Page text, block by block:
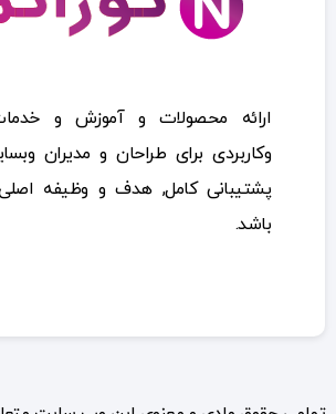
ارائه محصولات و آموزش و
وکاربردی برای طراحان و مدیران
پشتیبانی کامل, هدف و وظیفه اصلی
باشد.